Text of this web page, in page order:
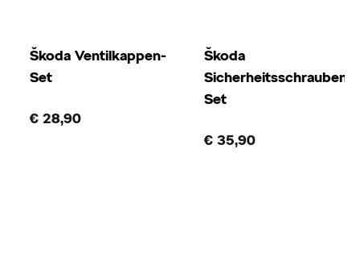
Škoda Ventilkappen-
Set
€ 28,90
Škoda
Sicherheitsschrauben-
Set
€ 35,90